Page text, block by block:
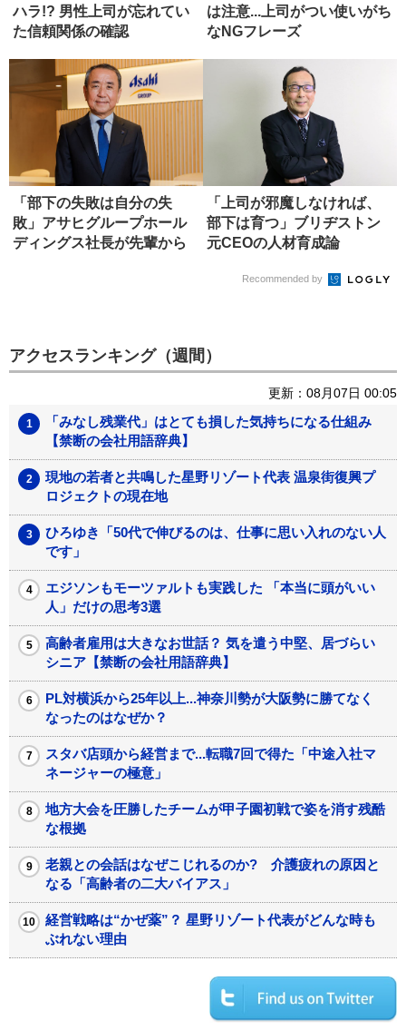
ハラ!? 男性上司が忘れてい
た信頼関係の確認
は注意...上司がつい使いがち
なNGフレーズ
「部下の失敗は自分の失
敗」アサヒグループホール
ディングス社長が先輩から
「上司が邪魔しなければ、
部下は育つ」ブリヂストン
元C‌E‌Oの人材育成論
Recommended by
アクセスランキング（週間）
更新：08月07日 00:05
「みなし残業代」はとても損した気持ちになる仕組み
【禁断の会社用語辞典】
現地の若者と共鳴した星野リゾート代表 温泉街復興プ
ロジェクトの現在地
ひろゆき「50代で伸びるのは、仕事に思い入れのない人
です」
エジソンもモーツァルトも実践した 「本当に頭がいい
人」だけの思考3選
高齢者雇用は大きなお世話？ 気を遣う中堅、居づらい
シニア【禁断の会社用語辞典】
PL対横浜から25年以上...神奈川勢が大阪勢に勝てなく
なったのはなぜか？
スタバ店頭から経営まで...転職7回で得た「中途入社マ
ネージャーの極意」
地方大会を圧勝したチームが甲子園初戦で姿を消す残酷
な根拠
老親との会話はなぜこじれるのか? 介護疲れの原因と
なる「高齢者の二大バイアス」
経営戦略は“かぜ薬”？ 星野リゾート代表がどんな時も
ぶれない理由